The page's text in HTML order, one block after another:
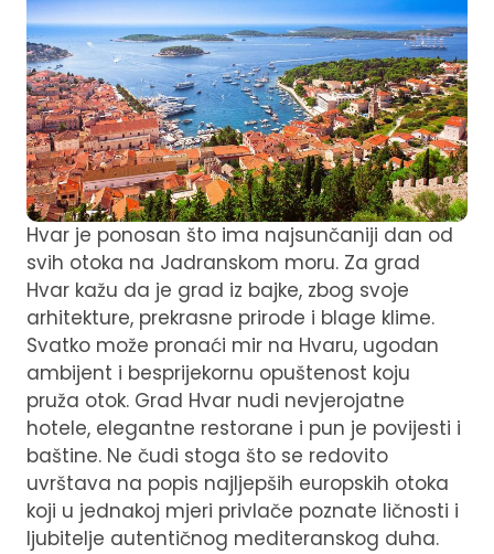
Hvar je ponosan što ima najsunčaniji dan od
svih otoka na Jadranskom moru. Za grad
Hvar kažu da je grad iz bajke, zbog svoje
arhitekture, prekrasne prirode i blage klime.
Svatko može pronaći mir na Hvaru, ugodan
ambijent i besprijekornu opuštenost koju
pruža otok. Grad Hvar nudi nevjerojatne
hotele, elegantne restorane i pun je povijesti i
baštine. Ne čudi stoga što se redovito
uvrštava na popis najljepših europskih otoka
koji u jednakoj mjeri privlače poznate ličnosti i
ljubitelje autentičnog mediteranskog duha.